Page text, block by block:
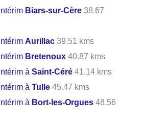
Biars-sur-Cère 38.67
Aurillac 39.51 kms
Bretenoux 40.87 kms
àSaint-Céré 41.14 kms
àTulle 45.47 kms
à Bort-les-Orgues 48.56